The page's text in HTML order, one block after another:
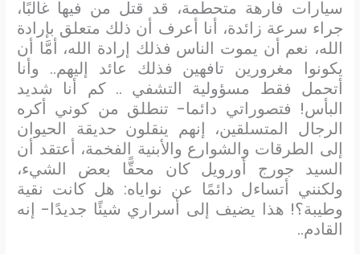
سيارات فارهة متحطمة، قد قتل من فيها غالبًا،
جراء سرعة زائدة، أنا أعرف أن ذلك متعلق بإرادة
الله، نعم أن يموت الناس فذلك إرادة الله، أمَّا أن
يكونوا مغرورين تافهين فذلك عائد إليهم.. وأنا
أتحمل فقط مسؤولية التشفي .. كم أنا شديد
البأس! فتصوراتي دائما- تنطلق من كوني أكره
الرجال المتسلقين، إنهم ينقلون حديقة الحيوان
إلى الطرقات والشوارع والأبنية الفخمة، أعتقد أن
السيد جورج أورويل كان محقًّا بعض الشيء،
ولكنني أتساءل دائمًا عن نواياه: هل كانت نقية
وطيبة؟! هذا يضيف إلى أسراري شيئًا جديدًا- إنه
القادم..